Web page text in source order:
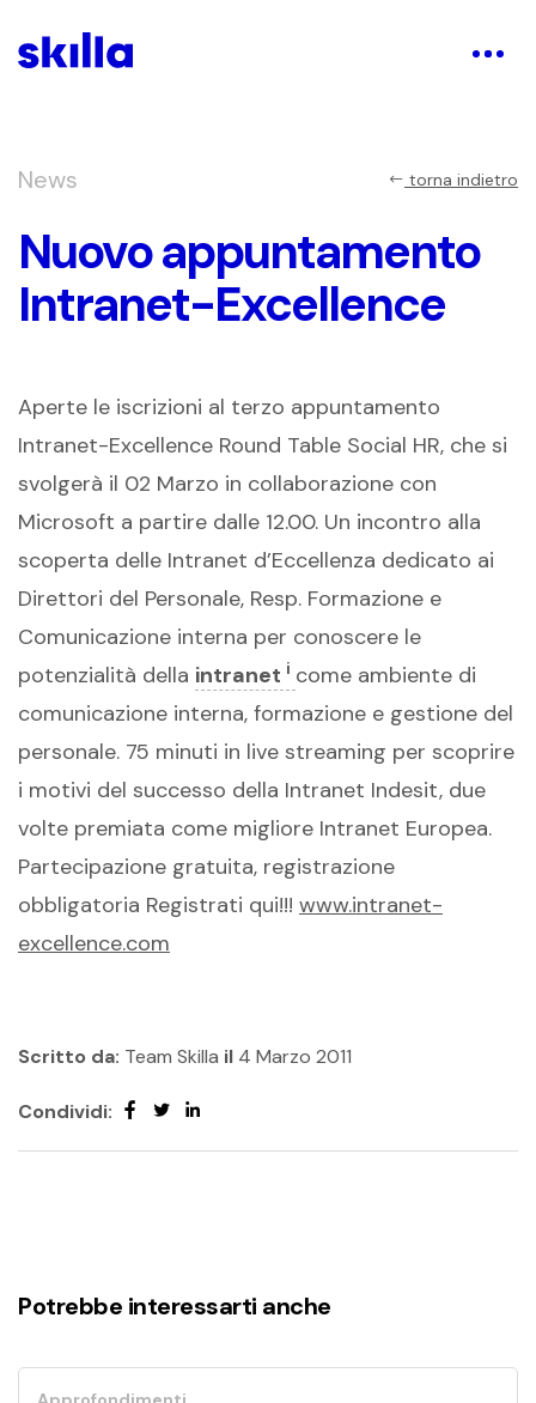
News torna indietro
Nuovo appuntamento
Intranet-Excellence
Aperte le iscrizioni al terzo appuntamento
Intranet-Excellence Round Table Social HR, che si
svolgerà il 02 Marzo in collaborazione con
Microsoft a partire dalle 12.00. Un incontro alla
scoperta delle Intranet d’Eccellenza dedicato ai
Direttori del Personale, Resp. Formazione e
Comunicazione interna per conoscere le
potenzialità della intranet i come ambiente di
comunicazione interna, formazione e gestione del
personale. 75 minuti in live streaming per scoprire
i motivi del successo della Intranet Indesit, due
volte premiata come migliore Intranet Europea.
Partecipazione gratuita, registrazione
obbligatoria Registrati qui!!! www.intranet-
excellence.com
Scritto da: Team Skilla il 4 Marzo 2011
Condividi:
Potrebbe interessarti anche